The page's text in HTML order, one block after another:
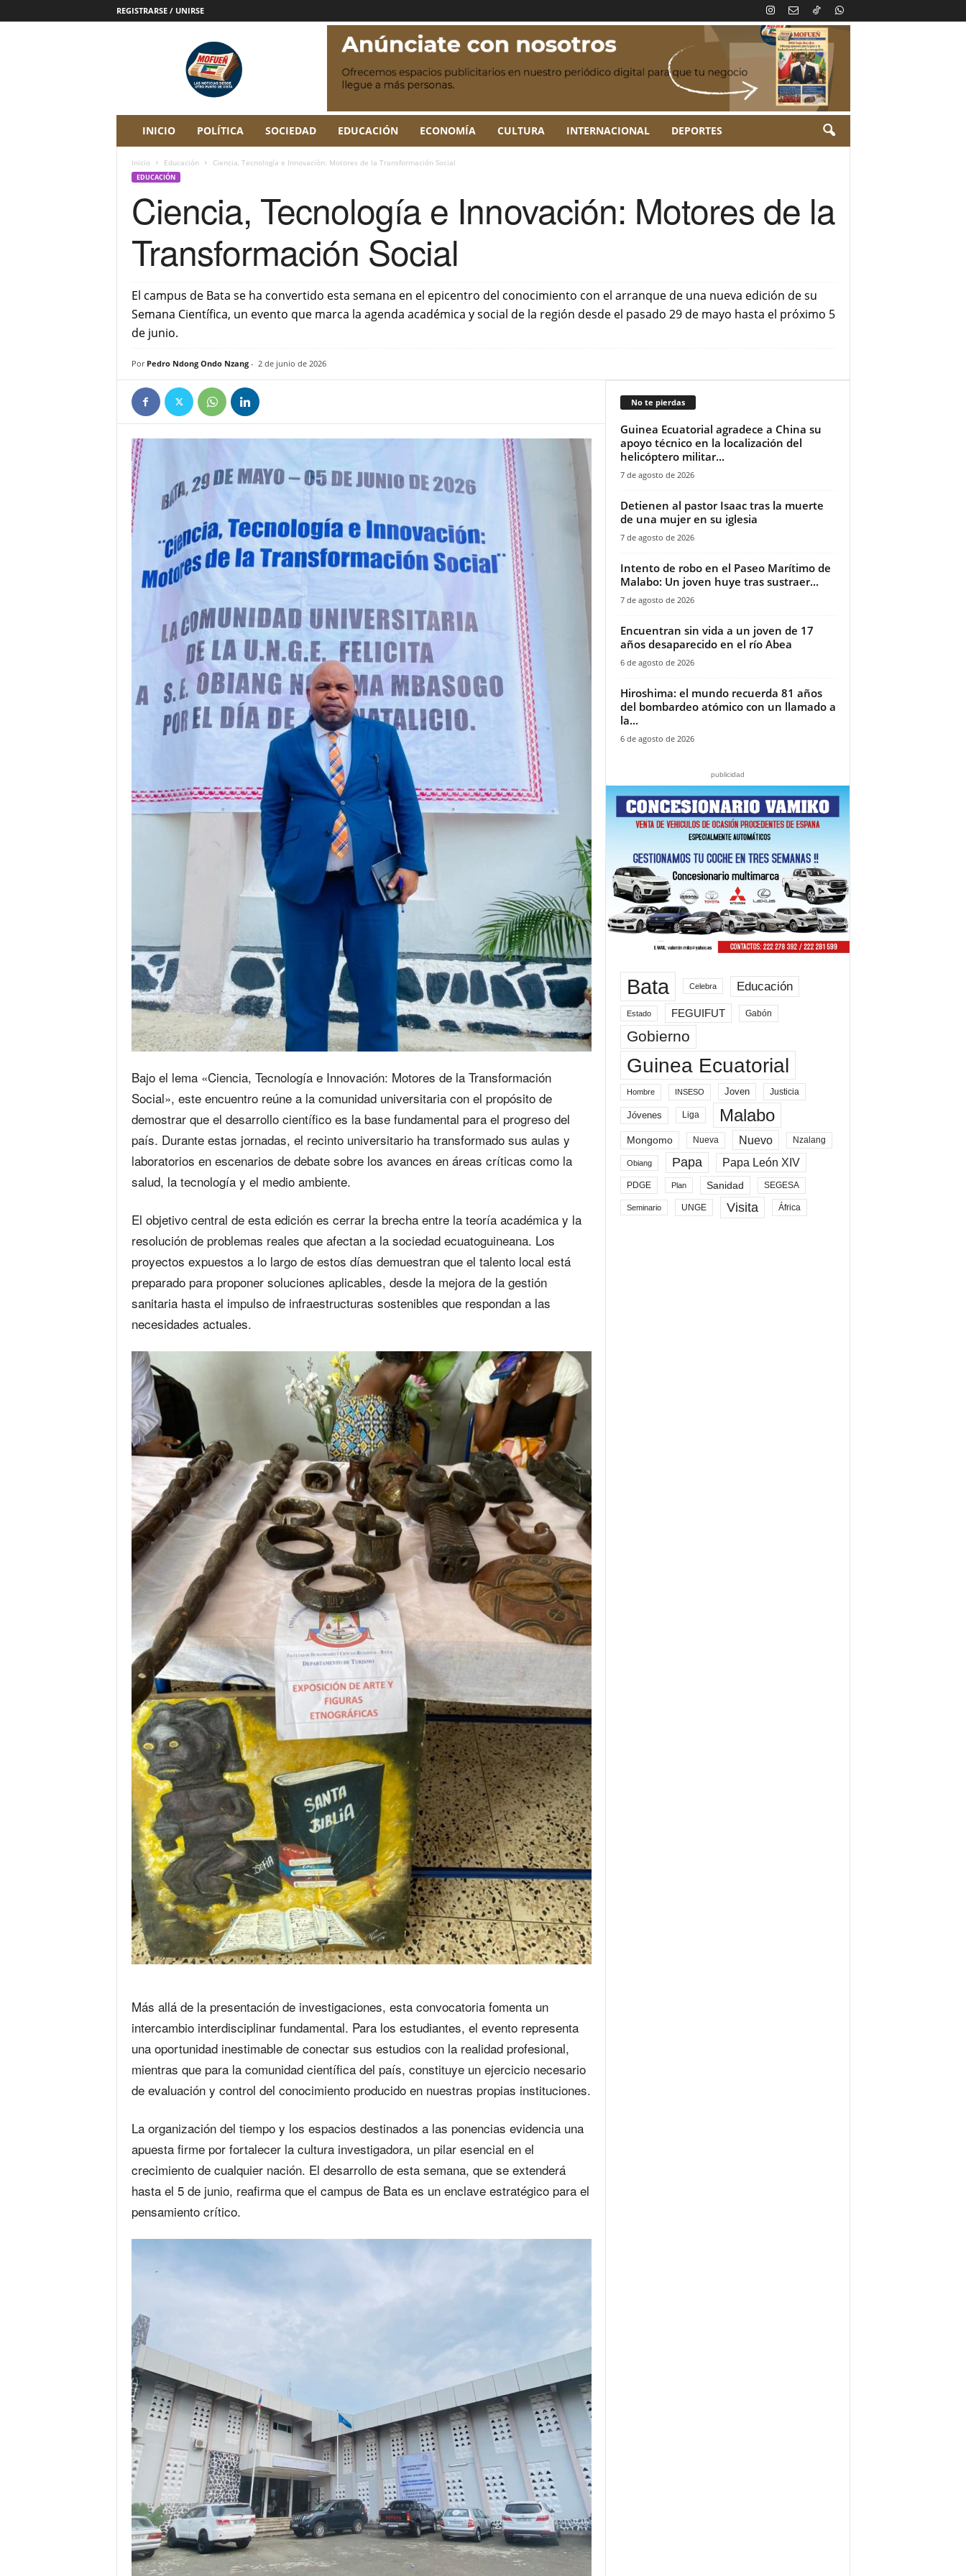
REGISTRARSE / UNIRSE
INICIO POLÍTICA SOCIEDAD EDUCACIÓN ECONOMÍA CULTURA INTERNACIONAL DEPORTES
Inicio Educación Ciencia, Tecnología e Innovación: Motores de la Transformación Social
EDUCACIÓN
Ciencia, Tecnología e Innovación: Motores de la
Transformación Social
El campus de Bata se ha convertido esta semana en el epicentro del conocimiento con el arranque de una nueva edición de su
Semana Científica, un evento que marca la agenda académica y social de la región desde el pasado 29 de mayo hasta el próximo 5
de junio.
Por Pedro Ndong Ondo Nzang- 2 de junio de 2026
Bajo el lema «Ciencia, Tecnología e Innovación: Motores de la Transformación
Social», este encuentro reúne a la comunidad universitaria con el propósito de
demostrar que el desarrollo científico es la base fundamental para el progreso del
país. Durante estas jornadas, el recinto universitario ha transformado sus aulas y
laboratorios en escenarios de debate sobre los avances en áreas críticas como la
salud, la tecnología y el medio ambiente.
El objetivo central de esta edición es cerrar la brecha entre la teoría académica y la
resolución de problemas reales que afectan a la sociedad ecuatoguineana. Los
proyectos expuestos a lo largo de estos días demuestran que el talento local está
preparado para proponer soluciones aplicables, desde la mejora de la gestión
sanitaria hasta el impulso de infraestructuras sostenibles que respondan a las
necesidades actuales.
Más allá de la presentación de investigaciones, esta convocatoria fomenta un
intercambio interdisciplinar fundamental. Para los estudiantes, el evento representa
una oportunidad inestimable de conectar sus estudios con la realidad profesional,
mientras que para la comunidad científica del país, constituye un ejercicio necesario
de evaluación y control del conocimiento producido en nuestras propias instituciones.
La organización del tiempo y los espacios destinados a las ponencias evidencia una
apuesta firme por fortalecer la cultura investigadora, un pilar esencial en el
crecimiento de cualquier nación. El desarrollo de esta semana, que se extenderá
hasta el 5 de junio, reafirma que el campus de Bata es un enclave estratégico para el
pensamiento crítico.
No te pierdas
Guinea Ecuatorial agradece a China su
apoyo técnico en la localización del
helicóptero militar...
7 de agosto de 2026
‎Detienen al pastor Isaac tras la muerte
de una mujer en su iglesia‎
7 de agosto de 2026
Intento de robo en el Paseo Marítimo de
Malabo: Un joven huye tras sustraer...
7 de agosto de 2026
Encuentran sin vida a un joven de 17
años desaparecido en el río Abea
6 de agosto de 2026
Hiroshima: el mundo recuerda 81 años
del bombardeo atómico con un llamado a
la...
6 de agosto de 2026
publicidad
Bata Celebra Educación
Estado FEGUIFUT Gabón
Gobierno
Guinea Ecuatorial
Hombre INSESO Joven Justicia
Jóvenes Liga Malabo
Mongomo Nueva Nuevo Nzalang
Obiang Papa Papa León XIV
PDGE Plan Sanidad SEGESA
Seminario UNGE Visita África